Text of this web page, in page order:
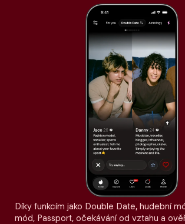
Díky funkcím jako Double Date, hudební
mód, Passport, očekávání od vztahu a